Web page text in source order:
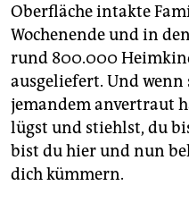
Oberfläche intakte
Wochenende und in
rund 800.000
ausgeliefert. Und
jemandem anvertraut
lügst und stiehlst, du
bist du hier und nun
dich kümmern.